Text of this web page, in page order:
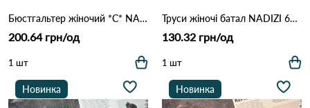
Бюстгальтер жіночий *C* NADIZI 0018 Білий
200.64 грн/од
1 шт
Труси жіночі батал NADIZI 63 12с Різні кольори
130.32 грн/од
1 шт
Новинка Новинка